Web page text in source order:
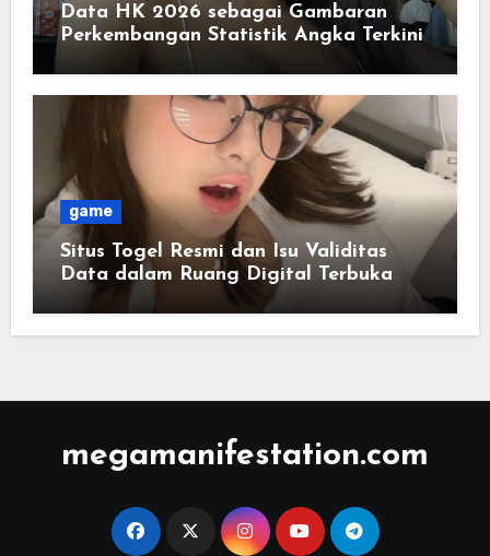
Data HK 2026 sebagai Gambaran
Perkembangan Statistik Angka Terkini
game
Situs Togel Resmi dan Isu Validitas
Data dalam Ruang Digital Terbuka
megamanifestation.com